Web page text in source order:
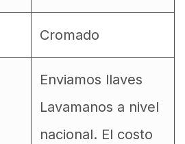
Cromado
Enviamos llaves
Lavamanos a nivel
nacional. El costo